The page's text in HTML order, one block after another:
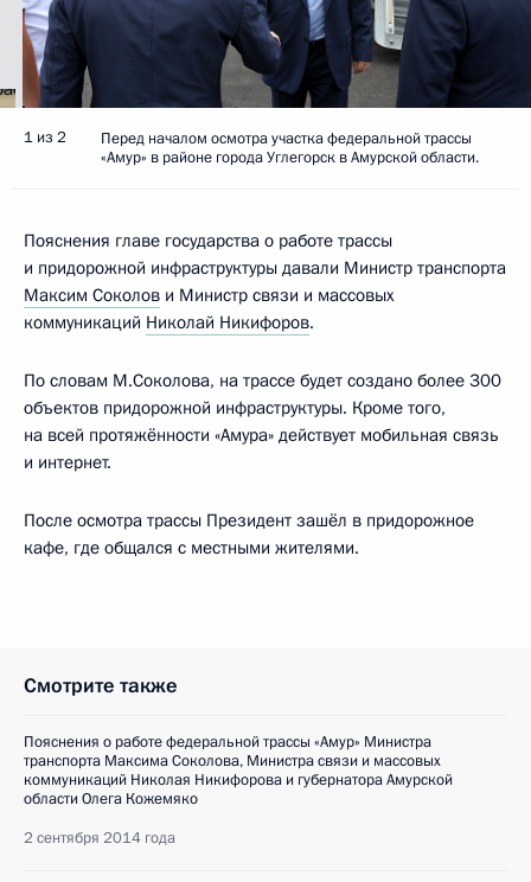
1 из 2
Перед началом осмотра участка федеральной трассы
«Амур» в районе города Углегорск в Амурской области.
Пояснения главе государства о работе трассы
и придорожной инфраструктуры давали Министр транспорта
Максим Соколов и Министр связи и массовых
коммуникаций Николай Никифоров.
По словам М.Соколова, на трассе будет создано более 300
объектов придорожной инфраструктуры. Кроме того,
на всей протяжённости «Амура» действует мобильная связь
и интернет.
После осмотра трассы Президент зашёл в придорожное
кафе, где общался с местными жителями.
Смотрите также
Пояснения о работе федеральной трассы «Амур» Министра
транспорта Максима Соколова, Министра связи и массовых
коммуникаций Николая Никифорова и губернатора Амурской
области Олега Кожемяко
2 сентября 2014 года